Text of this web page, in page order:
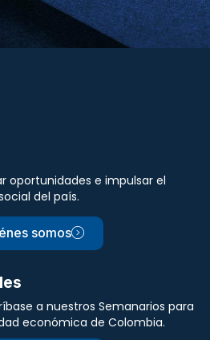
oportunidades e impulsar el
del país.
somos
a nuestros Semanarios para
económica de Colombia.